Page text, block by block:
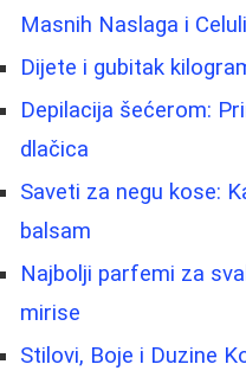
Masnih Naslaga i
Dijete i gubitak
Depilacija šećerom:
dlačica
Saveti za negu kose:
balsam
Najbolji parfemi za
mirise
Stilovi, Boje i Duzine